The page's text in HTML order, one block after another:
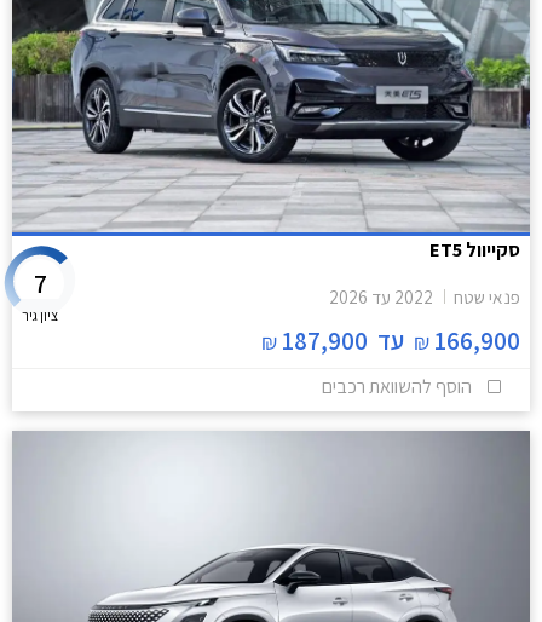
סקייוול ET5
פנאי שטח 2022 עד 2026
166,900
₪ עד 187,900
₪
7
ציון גיר
הוסף להשוואת רכבים